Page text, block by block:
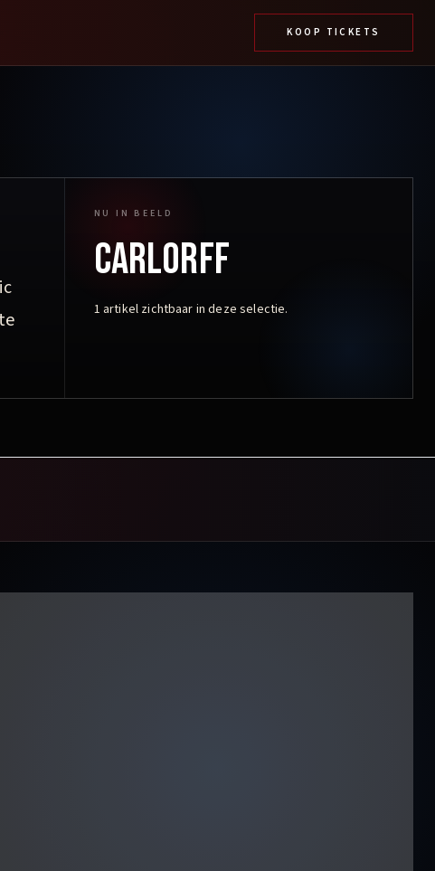
KOOP TICKETS
NU IN BEELD
CarlOrff
1 artikel zichtbaar in deze selectie.